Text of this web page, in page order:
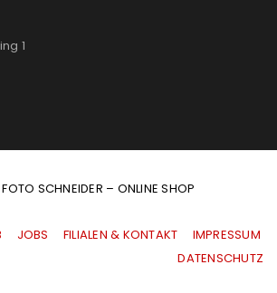
1
SCHNEIDER – ONLINE SHOP
JOBS FILIALEN & KONTAKT
IMPRESSUM
|DATENSCHUTZ